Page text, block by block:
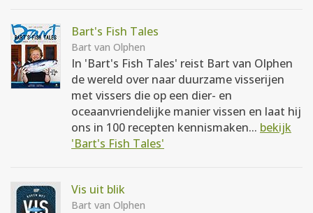
Bart's Fish Tales
Bart van Olphen
In 'Bart's Fish Tales' reist Bart van Olphen
de wereld over naar duurzame visserijen
met vissers die op een dier- en
oceaanvriendelijke manier vissen en laat hij
ons in 100 recepten kennismaken... bekijk
'Bart's Fish Tales'
Vis uit blik
Bart van Olphen